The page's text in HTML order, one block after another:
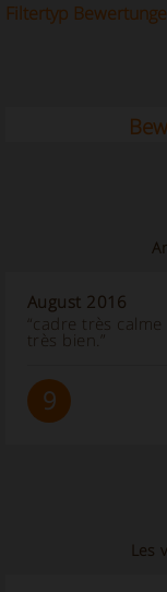
Filtertyp
August 2016
“cadre très
très bien.”
9
Les